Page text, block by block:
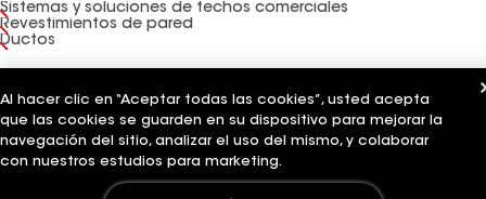
Sistemas y soluciones de techos comerciales
Revestimientos de pared
Ductos
Aviso para los solicitantes Código de conducta para proveedores
Línea directa de ética
Tus opciones de privacidad
Configuración de cookies
©2026 GAF Materials LLC
Al hacer clic en “Aceptar todas las cookies”, usted acepta
que las cookies se guarden en su dispositivo para mejorar la
navegación del sitio, analizar el uso del mismo, y colaborar
con nuestros estudios para marketing.